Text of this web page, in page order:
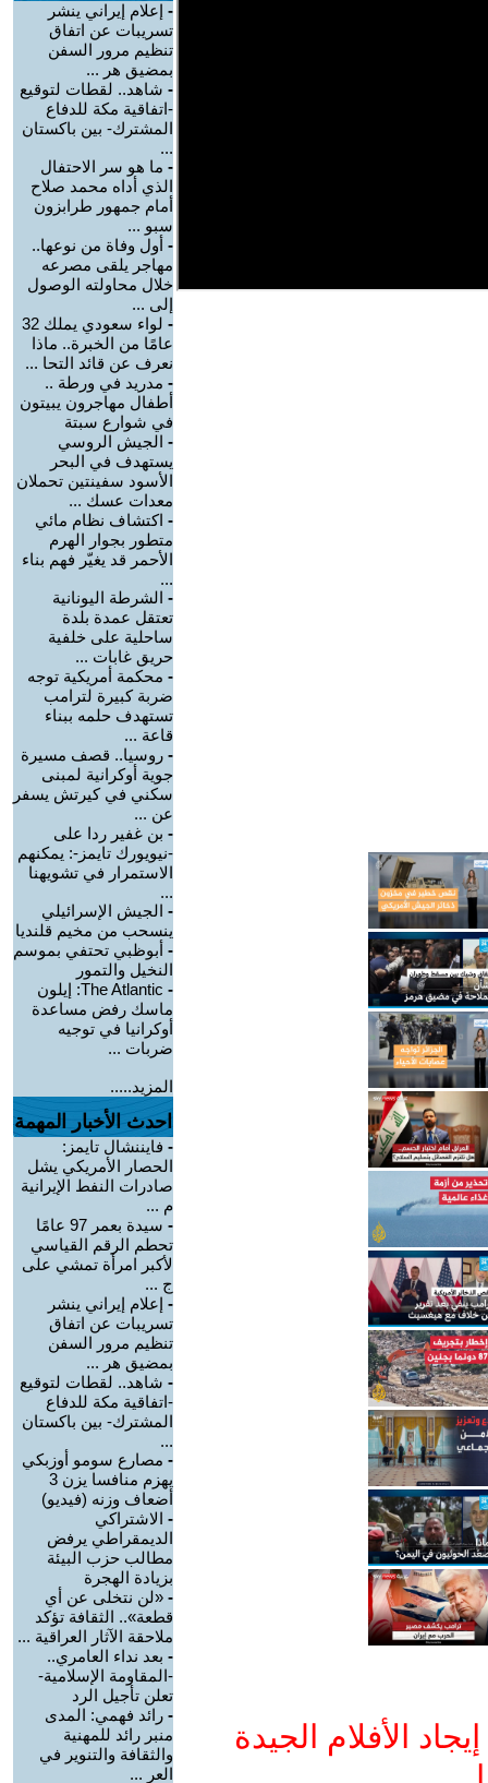
الأفلام الجيدة
- إعلام إيراني ينشر
تسريبات عن اتفاق
تنظيم مرور السفن
بمضيق هر ...
- شاهد.. لقطات لتوقيع
-اتفاقية مكة للدفاع
المشترك- بين باكستان
...
- ما هو سر الاحتفال
الذي أداه محمد صلاح
أمام جمهور طرابزون
سبو ...
- أول وفاة من نوعها..
مهاجر يلقى مصرعه
خلال محاولته الوصول
إلى ...
-
لواء سعودي يملك 32
عامًا من الخبرة.. ماذا
نعرف عن قائد التحا ...
- مدريد في ورطة ..
أطفال مهاجرون يبيتون
في شوارع سبتة
- الجيش الروسي
يستهدف في البحر
الأسود سفينتين تحملان
معدات عسك ...
- اكتشاف نظام مائي
متطور بجوار الهرم
الأحمر قد يغيّر فهم بناء
...
- الشرطة اليونانية
تعتقل عمدة بلدة
ساحلية على خلفية
حريق غابات ...
- محكمة أمريكية توجه
ضربة كبيرة لترامب
تستهدف حلمه ببناء
قاعة ...
- روسيا.. قصف مسيرة
جوية أوكرانية لمبنى
سكني في كيرتش يسفر
عن ...
- بن غفير ردا على
-نيويورك تايمز-: يمكنهم
الاستمرار في تشويهنا
...
- الجيش الإسرائيلي
ينسحب من مخيم قلنديا
- أبوظبي تحتفي بموسم
النخيل والتمور
-
The Atlantic: إيلون
ماسك رفض مساعدة
أوكرانيا في توجيه
ضربات ...
المزيد.....
احدث الأخبار المهمة
- فايننشال تايمز:
الحصار الأمريكي يشل
صادرات النفط الإيرانية
م ...
-
سيدة بعمر 97 عامًا
تحطم الرقم القياسي
لأكبر امرأة تمشي على
ج ...
- إعلام إيراني ينشر
تسريبات عن اتفاق
تنظيم مرور السفن
بمضيق هر ...
- شاهد.. لقطات لتوقيع
-اتفاقية مكة للدفاع
المشترك- بين باكستان
...
- مصارع سومو أوزبكي
يهزم منافسا يزن 3
أضعاف وزنه (فيديو)
- الاشتراكي
الديمقراطي يرفض
مطالب حزب البيئة
بزيادة الهجرة
- «لن نتخلى عن أي
قطعة».. الثقافة تؤكد
ملاحقة الآثار العراقية ...
- بعد نداء العامري..
-المقاومة الإسلامية-
تعلن تأجيل الرد
- رائد فهمي: المدى
منبر رائد للمهنية
والثقافة والتنوير في
العر ...